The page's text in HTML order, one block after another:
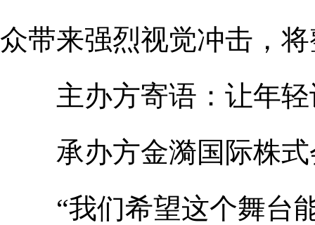
众带来强烈视觉冲击，
主办方寄语：让年轻
承办方金漪国际株式
“我们希望这个舞台能